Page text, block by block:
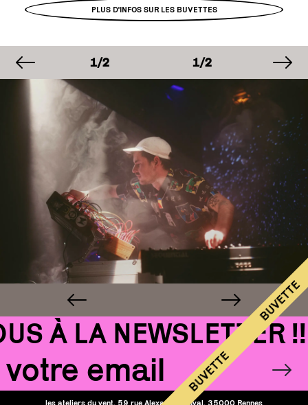
BUVETTE
BUVETTE
PLUS D'INFOS SUR LES BUVETTES
image précédente
IMAGE
1/2 IMAGE
1/2 1/2
IMAGE
1/2 IMAGE
À LA NEWSLETTER !!!
Email
les ateliers du vent, 59 rue Alexandre Duval, 35000 Rennes